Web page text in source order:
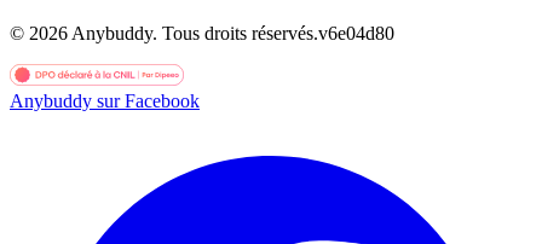
© 2026Anybuddy. Tous droits réservés.v6e04d80
Anybuddy sur Facebook